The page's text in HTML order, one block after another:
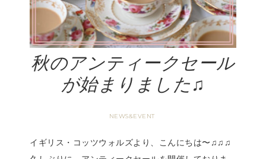
秋のアンティークセール
が始まりました♫
NEWS&EVENT
イギリス・コッツウォルズより、こんにちは〜♫♫♫